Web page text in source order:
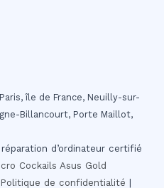
île de France, Neuilly-sur-
Billancourt, Porte Maillot,
d’ordinateur certifié
Cockails Asus Gold
Politique de confidentialité